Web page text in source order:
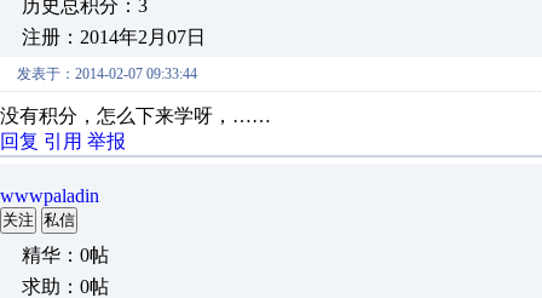
历史总积分：3
注册：2014年2月07日
发表于：2014-02-07 09:33:44
没有积分，怎么下来学呀，……
回复 引用 举报
wwwpaladin
关注 私信
精华：0帖
求助：0帖